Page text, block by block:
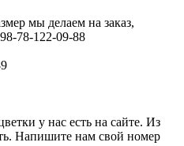
мы делаем на заказ,
78-122-09-88
у нас есть на сайте. Из
Напишите нам свой номер